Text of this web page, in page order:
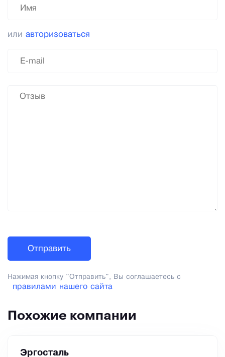
или авторизоваться
Нажимая кнопку "Отправить", Вы соглашаетесь с
правилами нашего сайта
Похожие компании
Эргосталь